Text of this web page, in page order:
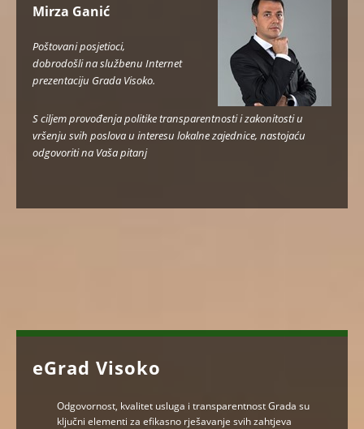
Mirza Ganić
Poštovani posjetioci,
dobrodošli na službenu Internet
prezentaciju Grada Visoko.
S ciljem provođenja politike transparentnosti i zakonitosti u
vršenju svih poslova u interesu lokalne zajednice, nastojaću
odgovoriti na Vaša pitanj
eGrad Visoko
Odgovornost, kvalitet usluga i transparentnost Grada su
ključni elementi za efikasno rješavanje svih zahtjeva